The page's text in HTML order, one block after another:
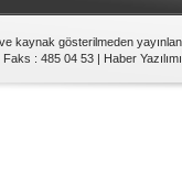
kaynak gösterilmeden
Faks : 485 04 53 | Haber Yazılımı